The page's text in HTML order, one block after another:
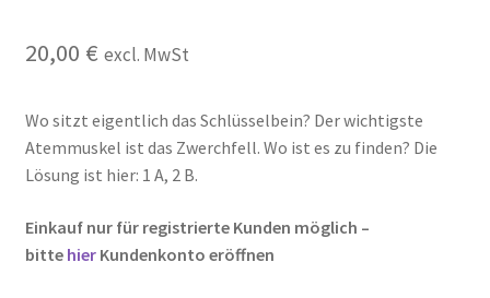
Kontakt
Kostenlose Rätsel
Mein Konto
Shop
20,00 € excl. MwSt
Wo sitzt eigentlich das Schlüsselbein? Der wichtigste
Atemmuskel ist das Zwerchfell. Wo ist es zu finden? Die
Lösung ist hier: 1 A, 2 B.
Einkauf nur für registrierte Kunden möglich –
bitte hierKundenkonto eröffnen